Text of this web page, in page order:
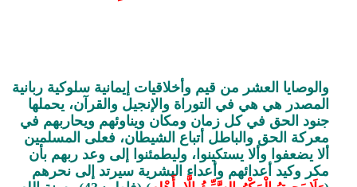
والوصايا العشر من قيم وأخلاقيات إيمانية سلوكية ربانية
المصدر هي هي في التوراة والإنجيل والقرآن، يحملها
جنود الحق في كل زمان ومكان ويناوئهم ويحاربهم في
معركة الحق والباطل أتباع الشيطان، فعلى المسلمين
ألا يضعفوا وألا يستكينوا، وليطمئنوا إلى وعد ربهم بأن
مكر وكيد أعدائهم وأعداء البشرية سيرتد إلى نحرهم